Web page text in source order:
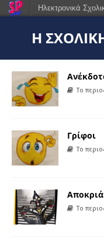
Η
Το
Γρίφοι
Το
Το
Ηλεκτρονικά